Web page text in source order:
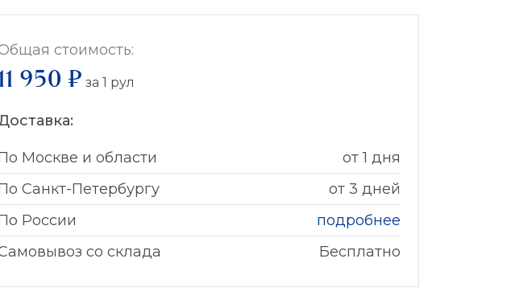
стоимость:
950 ₽ за 1 рул
Москве и области
от 1 дня
Санкт-Петербургу
от 3 дней
России
подробнее
со склада
Бесплатно